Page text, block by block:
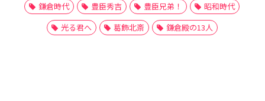
鎌倉時代
豊臣秀吉 豊臣兄弟！
昭和時代
光る君へ
葛飾北斎 鎌倉殿の13人